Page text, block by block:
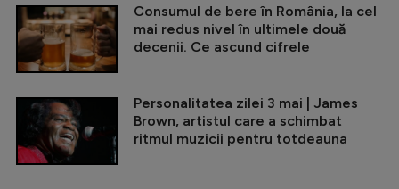
Consumul de bere în România, la cel
mai redus nivel în ultimele două
decenii. Ce ascund cifrele
Personalitatea zilei 3 mai | James
Brown, artistul care a schimbat
ritmul muzicii pentru totdeauna